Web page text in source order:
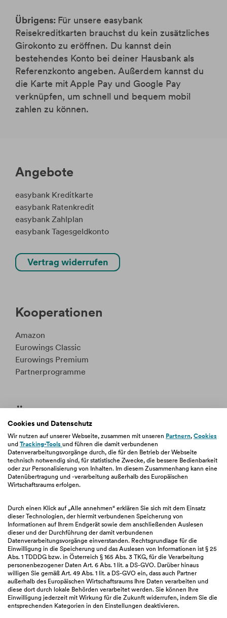
Übrigens: Für unsere easybank
Reisekreditkarten brauchst du kein zusätzliches
Girokonto zu eröffnen. Du kannst dein
bestehendes Konto bei deiner Hausbank als
Referenzkonto angeben. Außerdem kannst du
die Karte mit Apple Pay und Google Pay
verknüpfen, um schnell und bequem mobil
zahlen zu können.
Angebote
easybank Kreditkarte
easybank Ratenkredit
easybank Zahlplan
easybank Tagesgeldkonto
Vertrag widerrufen
Kooperationen
Amazon
Eurowings Classic
Eurowings Premium
Partnerprogramme
Über uns
Unternehmen
Jobs & Karriere
Verantwortung
Newsroom
Beschwerdemanagement
Wissen
easybank App
FAQ
Sicherheit
PSD2
Rückzahlungstipps
Cookies und Datenschutz
Wir nutzen auf unserer Webseite, zusammen mit unseren Partnern, Cookies
und Tracking-Tools und führen die damit verbundenen
Datenverarbeitungsvorgänge durch, die für den Betrieb der Webseite
technisch notwendig sind, für statistische Zwecke, die bessere Bedienbarkeit
oder zur Personalisierung von Inhalten. Im diesem Zusammenhang kann eine
Datenübertragung und -verarbeitung außerhalb des Europäischen
Wirtschaftsraums erfolgen.
Durch einen Klick auf „Alle annehmen“ erklären Sie sich mit dem Einsatz
dieser Technologien, der hiermit verbundenen Speicherung von
Informationen auf Ihrem Endgerät sowie dem anschließenden Auslesen
dieser und der Durchführung der damit verbundenen
Datenverarbeitungsvorgänge einverstanden. Rechtsgrundlage für die
Einwilligung in die Speicherung und das Auslesen von Informationen ist § 25
Abs. 1 TDDDG bzw. in Österreich § 165 Abs. 3 TKG, für die Verarbeitung
personenbezogener Daten Art. 6 Abs. 1 lit. a DS-GVO. Darüber hinaus
willigen Sie gemäß Art. 49 Abs. 1 lit. a DS-GVO ein, dass auch Partner
außerhalb des Europäischen Wirtschaftsraums Ihre Daten verarbeiten und
diese dort durch lokale Behörden verarbeitet werden. Sie können Ihre
Einwilligung jederzeit mit Wirkung für die Zukunft widerrufen, indem Sie die
entsprechenden Kategorien in den Einstellungen deaktivieren.